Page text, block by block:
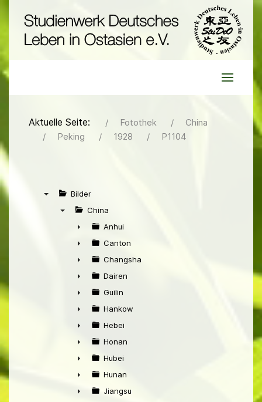
Aktuelle Seite: Fotothek
China
Peking
1928 P1104
Bilder
China
►
Anhui
►
Canton
►
Changsha
►
Dairen
►
Guilin
►
Hankow
►
Hebei
►
Honan
►
Hubei
►
Hunan
Jiangsu